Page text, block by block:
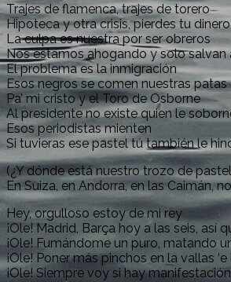
Trajes de flamenca, trajes de torero
Hipoteca y otra crisis, pierdes tu dinero
La culpa es nuestra por ser obreros
Nos estamos ahogando y solo salvan
El problema es la inmigración
Esos negros se comen nuestras patas
Pa’ mi cristo y el Toro de Osborne
Al presidente no existe quien le
Esos periodistas mienten
Si tuvieras ese pastel tú también le
(¿Y dónde está nuestro trozo de
En Suiza, en Andorra, en las Caimán,
Hey, orgulloso estoy de mi rey
¡Ole! Madrid, Barça hoy a las seis, así
¡Ole! Fumándome un puro, matando
¡Ole! Poner más pinchos en la vallas
¡Ole! Siempre voy si hay manifestación